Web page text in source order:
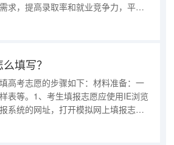
求，提高录取率和就业竞争力，平行
学生填报多个志愿，使学生有机会根
填写？
高考志愿的步骤如下：材料准备：一
表等。1、考生填报志愿应使用IE浏览
系统的网址，打开模拟网上填报志愿
说明》后，点击“我已认真阅读并理